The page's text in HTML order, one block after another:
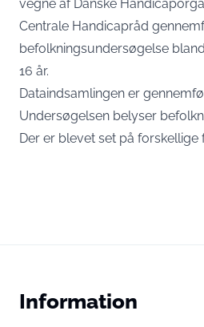
vegne af Danske
Centrale Handicapråd
befolkningsundersøgelse
16 år.
Dataindsamlingen er
Undersøgelsen belyser
Der er blevet set på
Information